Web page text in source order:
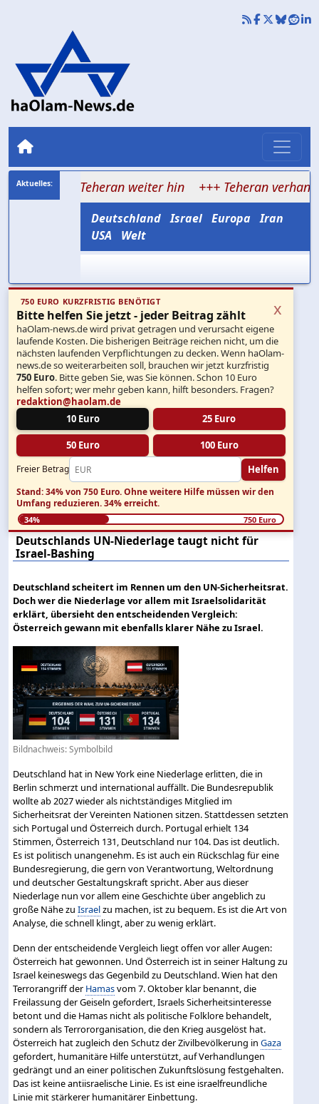
Teheran weiter hin +++ Teheran verhandelt
Deutschland Israel Europa Iran
USA
Welt
750 EURO KURZFRISTIG BENÖTIGT
Bitte helfen Sie jetzt - jeder Beitrag zählt
haOlam-news.de wird privat getragen und verursacht eigene
laufende Kosten. Die bisherigen Beiträge reichen nicht, um die
nächsten laufenden Verpflichtungen zu decken. Wenn haOlam-
news.de so weiterarbeiten soll, brauchen wir jetzt kurzfristig
750 Euro. Bitte geben Sie, was Sie können. Schon 10 Euro
helfen sofort; wer mehr geben kann, hilft besonders. Fragen?
redaktion@haolam.de
10 Euro
25 Euro
50 Euro 100 Euro
Freier Betrag Helfen
x
Stand: 34% von 750 Euro.Ohne weitere Hilfe müssen wir den
Umfang reduzieren.34% erreicht.
34% 750 Euro
Deutschlands UN-Niederlage taugt nicht für
Israel-Bashing
Deutschland scheitert im Rennen um den UN-Sicherheitsrat.
Doch wer die Niederlage vor allem mit Israelsolidarität
erklärt, übersieht den entscheidenden Vergleich:
Österreich gewann mit ebenfalls klarer Nähe zu Israel.
Bildnachweis: Symbolbild
Deutschland hat in New York eine Niederlage erlitten, die in
Berlin schmerzt und international auffällt. Die Bundesrepublik
wollte ab 2027 wieder als nichtständiges Mitglied im
Sicherheitsrat der Vereinten Nationen sitzen. Stattdessen setzten
sich Portugal und Österreich durch. Portugal erhielt 134
Stimmen, Österreich 131, Deutschland nur 104. Das ist deutlich.
Es ist politisch unangenehm. Es ist auch ein Rückschlag für eine
Bundesregierung, die gern von Verantwortung, Weltordnung
und deutscher Gestaltungskraft spricht. Aber aus dieser
Niederlage nun vor allem eine Geschichte über angeblich zu
große Nähe zuIsraelzu machen, ist zu bequem. Es ist die Art von
Analyse, die schnell klingt, aber zu wenig erklärt.
Denn der entscheidende Vergleich liegt offen vor aller Augen:
Österreich hat gewonnen. Und Österreich ist in seiner Haltung zu
Israel keineswegs das Gegenbild zu Deutschland. Wien hat den
Terrorangriff der Hamasvom 7. Oktober klar benannt, die
Freilassung der Geiseln gefordert, Israels Sicherheitsinteresse
betont und die Hamas nicht als politische Folklore behandelt,
sondern als Terrororganisation, die den Krieg ausgelöst hat.
Österreich hat zugleich den Schutz der Zivilbevölkerung inGaza
gefordert, humanitäre Hilfe unterstützt, auf Verhandlungen
gedrängt und an einer politischen Zukunftslösung festgehalten.
Das ist keine antiisraelische Linie. Es ist eine israelfreundliche
Linie mit stärkerer humanitärer Einbettung.